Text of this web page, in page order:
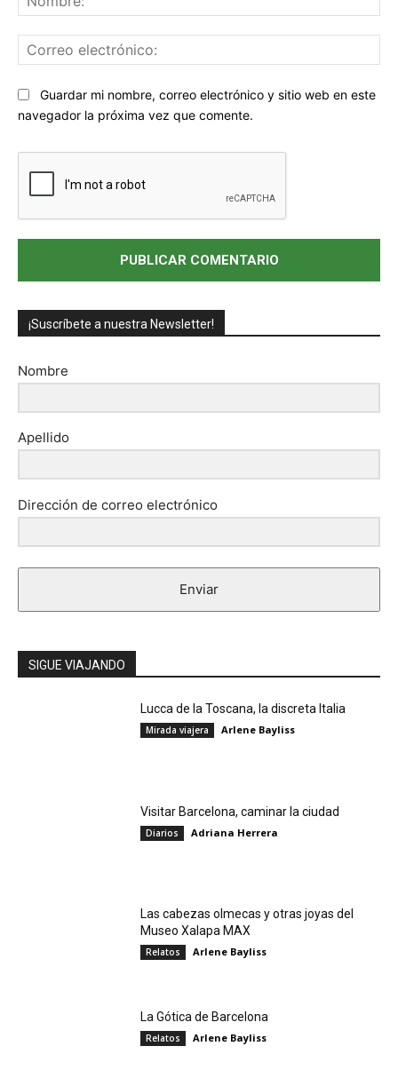
Sitio
web:
Guardar mi nombre, correo electrónico y sitio web en este
navegador la próxima vez que comente.
¡Suscríbete a nuestra Newsletter!
Nombre
Apellido
Dirección de correo electrónico
Enviar
SIGUE VIAJANDO
Lucca de la Toscana, la discreta Italia
Mirada viajera Arlene Bayliss
Visitar Barcelona, caminar la ciudad
Diarios Adriana Herrera
Las cabezas olmecas y otras joyas del
Museo Xalapa MAX
Relatos Arlene Bayliss
La Gótica de Barcelona
Relatos Arlene Bayliss